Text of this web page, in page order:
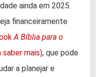
ainda em 2025.
financeiramente
A Bíblia para o
saber mais), que pode
a planejar e